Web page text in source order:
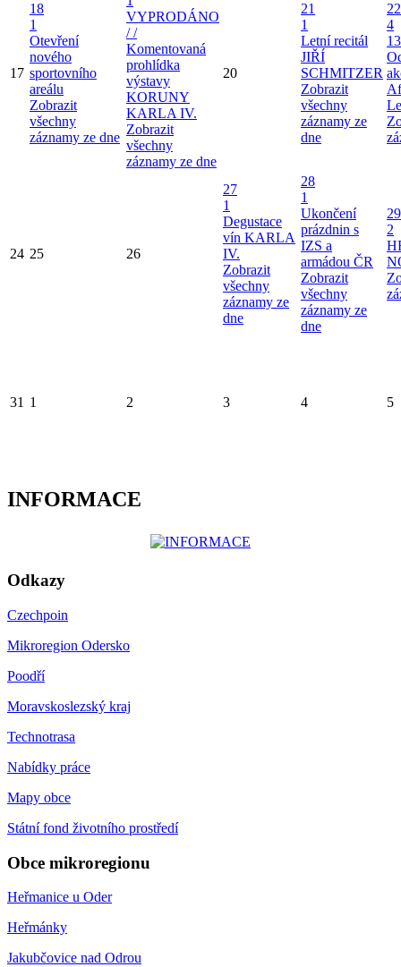
17
18
1
Otevření
nového
sportovního
areálu
Zobrazit
všechny
záznamy ze dne
VYPRODÁNO
/ /
Komentovaná
prohlídka
výstavy
KORUNY
KARLA IV.
Zobrazit
všechny
záznamy ze dne
20
21
1
Letní recitál
JIŘÍ
SCHMITZER
Zobrazit
všechny
záznamy ze
dne
22
4
24 25 26
27
1
Degustace
vín KARLA
IV.
Zobrazit
všechny
záznamy ze
dne
28
1
Ukončení
prázdnin s
IZS a
armádou ČR
Zobrazit
všechny
záznamy ze
dne
29
2
31 1 2 3 4 5
INFORMACE
Odkazy
Czechpoin
Mikroregion Odersko
Poodří
Moravskoslezský kraj
Technotrasa
Nabídky práce
Mapy obce
Státní fond životního prostředí
Obce mikroregionu
Heřmanice u Oder
Heřmánky
Jakubčovice nad Odrou